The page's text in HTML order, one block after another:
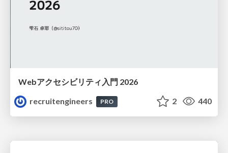
Webアクセシビリティ入門 2026
recruitengineers
PRO 2 440